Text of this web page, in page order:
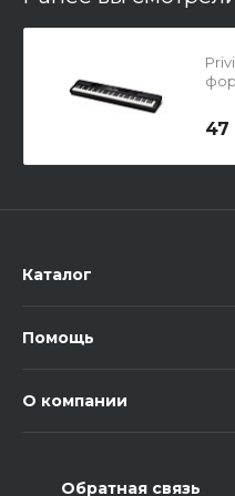
47
Каталог
Помощь
О компании
Обратная связь